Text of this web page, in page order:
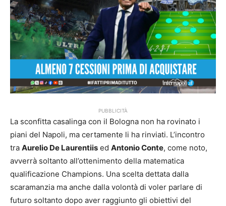
PUBBLICITÀ
La sconfitta casalinga con il Bologna non ha rovinato i
piani del Napoli, ma certamente li ha rinviati. L’incontro
tra Aurelio De Laurentiis ed Antonio Conte, come noto,
avverrà soltanto all’ottenimento della matematica
qualificazione Champions. Una scelta dettata dalla
scaramanzia ma anche dalla volontà di voler parlare di
futuro soltanto dopo aver raggiunto gli obiettivi del